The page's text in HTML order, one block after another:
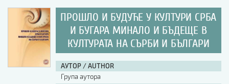
ПРЕГЛЕД
УПУТСТВА
УПУТСТВА
Правилник о издавачкој делатности
ПРОШЛО И БУДУЋЕ У КУЛТУРИ СРБА
И БУГАРА МИНАЛО И БЪДЕЩЕ В
КУЛТУРАТА НА СЪРБИ И БЪЛГАРИ
АУТОР / AUTHOR
Група аутора